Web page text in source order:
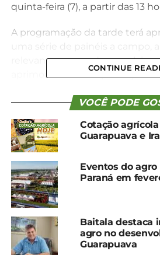
quinta-feira (7), a partir das 13
A programação da tarde terá
relevantes para o
aprimoramento da produção
discutidos temas como o
inoculação, bem como
manejo de doenças que afetam
A Tarde de Campo Regional
empresas Fape Agro, Bioma e
Sindicato Rural de Guarapuava,
CONTINUE
VOCÊ PODE
Cotação
Guarapuava e
Eventos do
Paraná em
Baitala destaca
agro no
Guarapuava